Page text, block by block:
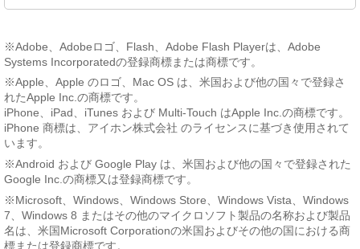
※Adobe、Adobeロゴ、Flash、Adobe Flash Playerは、Adobe
Systems Incorporatedの登録商標または商標です。
※Apple、Apple のロゴ、Mac OS は、米国および他の国々で登録さ
れたApple Inc.の商標です。
iPhone、iPad、iTunes および Multi-Touch はApple Inc.の商標です。
iPhone 商標は、アイホン株式会社 のライセンスに基づき使用されて
います。
※Android および Google Play は、米国および他の国々で登録された
Google Inc.の商標又は登録商標です。
※Microsoft、Windows、Windows Store、Windows Vista、Windows
7、Windows 8 またはその他のマイクロソフト製品の名称および製品
名は、米国Microsoft Corporationの米国およびその他の国における商
標または登録商標です。